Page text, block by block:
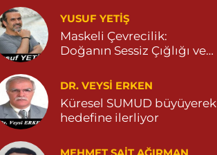
0 (482) 591 10 91 Yol Tarifi Al
Turan Eczanesi
Mahallesi, Kısmetli Caddesi No:59 D
Mardin
0 (482) 381 36 70 Yol Tarifi Al
YUSUF YETİŞ
Maskeli Çevrecilik:
Doğanın Sessiz Çığlığı ve
DR. VEYSI ERKEN
Küresel SUMUD büyüyerek
hedefine ilerliyor